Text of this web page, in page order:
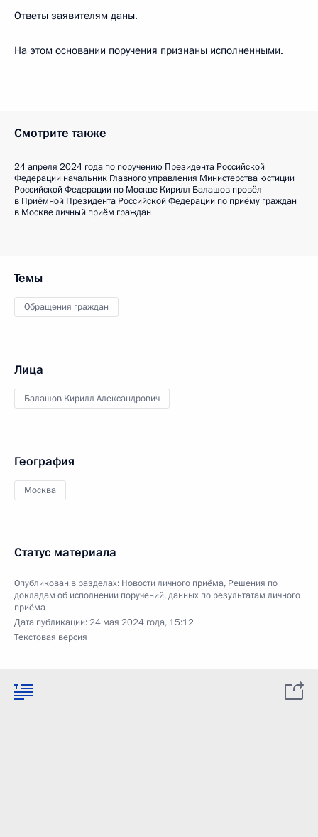
Ответы заявителям даны.
На этом основании поручения признаны исполненными.
Смотрите также
24 апреля 2024 года по поручению Президента Российской
Федерации начальник Главного управления Министерства юстиции
Российской Федерации по Москве Кирилл Балашов провёл
в Приёмной Президента Российской Федерации по приёму граждан
в Москве личный приём граждан
Темы
Обращения граждан
Лица
Балашов Кирилл Александрович
География
Москва
Статус материала
Опубликован в разделах: Новости личного приёма, Решения по
докладам об исполнении поручений, данных по результатам личного
приёма
Дата публикации:24 мая 2024 года, 15:12
Текстовая версия